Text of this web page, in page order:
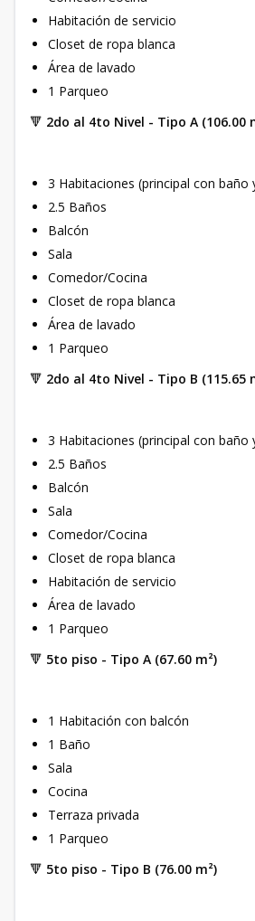
Habitación de servicio
Closet de ropa blanca
Área de lavado
1 Parqueo
🔻 2do al 4to Nivel - Tipo A (106.00
3 Habitaciones (principal con baño
2.5 Baños
Balcón
Sala
Comedor/Cocina
Closet de ropa blanca
Área de lavado
1 Parqueo
🔻 2do al 4to Nivel - Tipo B (115.65
3 Habitaciones (principal con baño
2.5 Baños
Balcón
Sala
Comedor/Cocina
Closet de ropa blanca
Habitación de servicio
Área de lavado
1 Parqueo
🔻 5to piso - Tipo A (67.60 m²)
1 Habitación con balcón
1 Baño
Sala
Cocina
Terraza privada
1 Parqueo
🔻 5to piso - Tipo B (76.00 m²)